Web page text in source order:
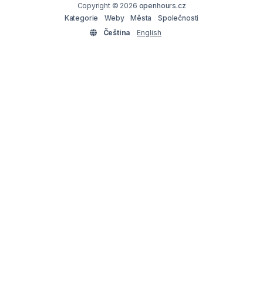
Copyright © 2026 openhours.cz
Kategorie
Weby Města
Společnosti
Čeština
English